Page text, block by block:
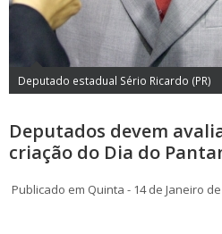
Deputado estadual Sério Ricardo (PR)
Deputados devem
criação do Dia do
Publicado em Quinta - 14 de Janeiro